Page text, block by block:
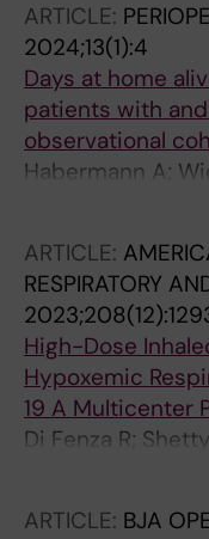
ARTICLE:
2024;13(1):4
Days at home
patients with
observational
Habermann A;
ARTICLE:
RESPIRATORY
High-Dose
Hypoxemic
19 A Multicenter
Di Fenza R;
Giammatteo V;
Mueller AL; Houle
ARTICLE: BJA